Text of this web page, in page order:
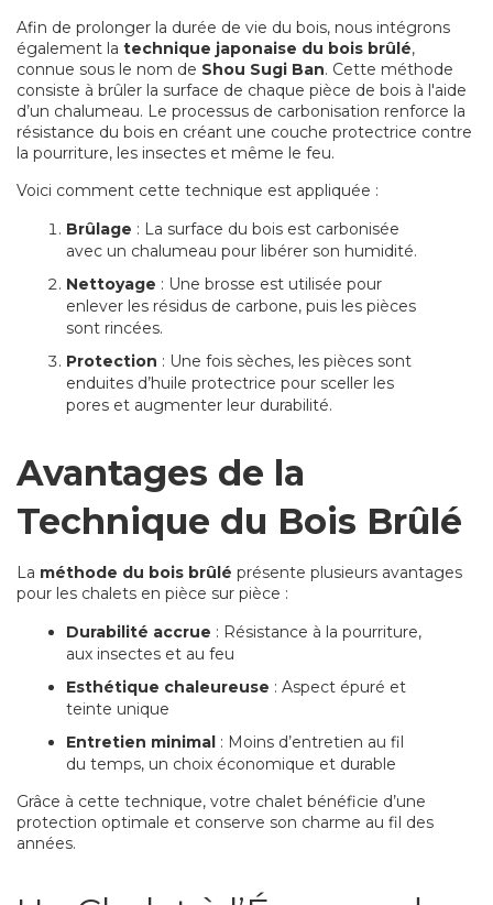
Afin de prolonger la durée de vie du bois, nous intégrons
également la technique japonaise du bois brûlé,
connue sous le nom de Shou Sugi Ban. Cette méthode
consiste à brûler la surface de chaque pièce de bois à l'aide
d’un chalumeau. Le processus de carbonisation renforce la
résistance du bois en créant une couche protectrice contre
la pourriture, les insectes et même le feu.
Voici comment cette technique est appliquée :
Brûlage : La surface du bois est carbonisée
avec un chalumeau pour libérer son humidité.
Nettoyage : Une brosse est utilisée pour
enlever les résidus de carbone, puis les pièces
sont rincées.
Protection : Une fois sèches, les pièces sont
enduites d’huile protectrice pour sceller les
pores et augmenter leur durabilité.
Avantages de la
Technique du Bois Brûlé
La méthode du bois brûlé présente plusieurs avantages
pour les chalets en pièce sur pièce :
Durabilité accrue : Résistance à la pourriture,
aux insectes et au feu
Esthétique chaleureuse : Aspect épuré et
teinte unique
Entretien minimal : Moins d’entretien au fil
du temps, un choix économique et durable
Grâce à cette technique, votre chalet bénéficie d’une
protection optimale et conserve son charme au fil des
années.